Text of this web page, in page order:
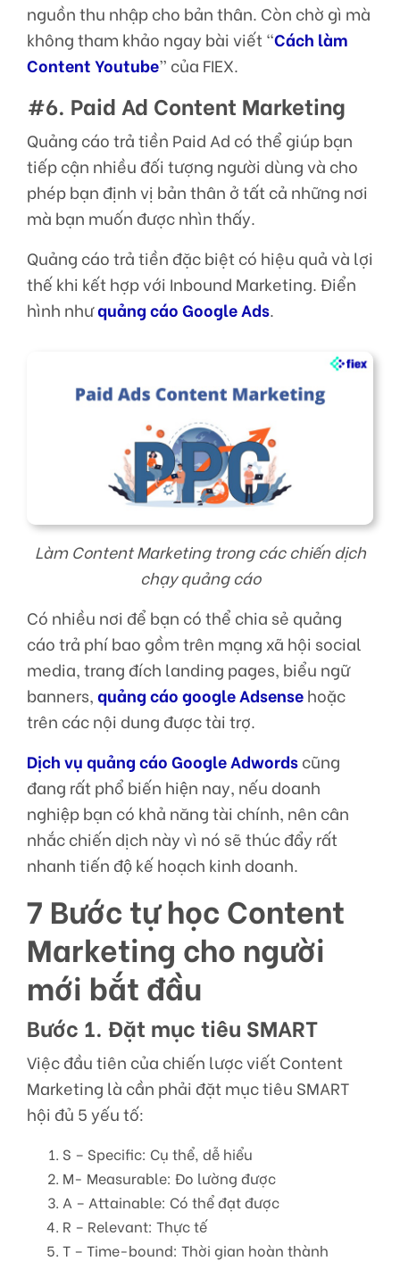
nguồn thu nhập cho bản thân. Còn chờ gì mà
không tham khảo ngay bài viết “Cách làm
Content Youtube” của FIEX.
#6. Paid Ad Content Marketing
Quảng cáo trả tiền Paid Ad có thể giúp bạn
tiếp cận nhiều đối tượng người dùng và cho
phép bạn định vị bản thân ở tất cả những nơi
mà bạn muốn được nhìn thấy.
Quảng cáo trả tiền đặc biệt có hiệu quả và lợi
thế khi kết hợp với Inbound Marketing. Điển
hình nhưquảng cáo Google Ads.
Làm Content Marketing trong các chiến dịch
chạy quảng cáo
Có nhiều nơi để bạn có thể chia sẻ quảng
cáo trả phí bao gồm trên mạng xã hội social
media, trang đích landing pages, biểu ngữ
banners,quảng cáo google Adsensehoặc
trên các nội dung được tài trợ.
Dịch vụ quảng cáo Google Adwordscũng
đang rất phổ biến hiện nay, nếu doanh
nghiệp bạn có khả năng tài chính, nên cân
nhắc chiến dịch này vì nó sẽ thúc đẩy rất
nhanh tiến độ kế hoạch kinh doanh.
7 Bước tự học Content
Marketing cho người
mới bắt đầu
Bước 1. Đặt mục tiêu SMART
Việc đầu tiên của chiến lược viết Content
Marketing là cần phải đặt mục tiêu SMART
hội đủ 5 yếu tố:
S – Specific: Cụ thể, dễ hiểu
M- Measurable: Đo lường được
A – Attainable: Có thể đạt được
R – Relevant: Thực tế
T – Time-bound: Thời gian hoàn thành